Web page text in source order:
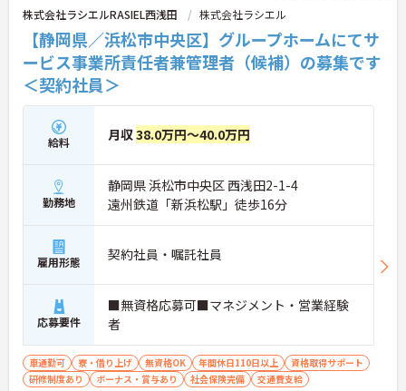
株式会社ラシエルRASIEL西浅田 株式会社ラシエル
【静岡県／浜松市中央区】グループホームにてサ
ービス事業所責任者兼管理者（候補）の募集です
＜契約社員＞
給料 月収38.0万円～40.0万円
勤務地
静岡県 浜松市中央区 西浅田2-1-4
遠州鉄道「新浜松駅」徒歩16分
雇用形態 契約社員・嘱託社員
応募要件
■無資格応募可■マネジメント・営業経験
者
車通勤可 寮・借り上げ 無資格OK 年間休日110日以上
資格取得サポート
研修制度あり
ボーナス・賞与あり 社会保険完備 交通費支給